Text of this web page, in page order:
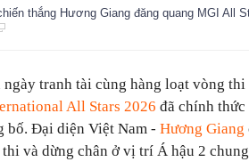
thắng Hương Giang đăng quang MGI All
ngày tranh tài cùng hàng loạt vòng
All Stars 2026 đã chính
bố. Đại diện Việt Nam - Hương Giang
và dừng chân ở vị trí Á hậu 2